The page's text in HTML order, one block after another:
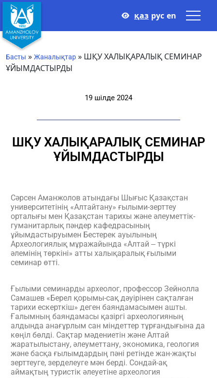
қаз рус en
Басты » Жаналықтар » ШҚУ ХАЛЫҚАРАЛЫҚ СЕМИНАР
ҰЙЫМДАСТЫРДЫ
19 шілде 2024
ШҚУ ХАЛЫҚАРАЛЫҚ СЕМИНАР
ҰЙЫМДАСТЫРДЫ
Сәрсен Аманжолов атындағы Шығыс Қазақстан
университетінің «Алтайтану» ғылыми-зерттеу
орталығы мен Қазақстан тарихы және әлеуметтік-
гуманитарлық пәндер кафедрасының
ұйымдастыруымен Бестерек ауылының
Археологиялық мұражайында «Алтай ‒ түркі
әлемінің төркіні» атты халықаралық ғылыми
семинар өтті.
Ғылыми семинарды археолог, профессор Зейнолла
Самашев «Берел қорымы-сақ дәуірінен сақталған
тарихи ескерткіш» деген баяндамасымен ашты.
Ғалымның баяндамасы қазіргі археологияның
алдында анағұрлым сан міндеттер тұрғандығына да
көңіл бөлді. Сақтар мәдениетін және Алтай
жаратылыстану, әлеуметтану, экономика, геология
және басқа ғылымдардың пәні ретінде жан-жақты
зерттеуге, зерделеуге мән берді. Сондай-ақ
аймақтың туристік әлеуетіне археология